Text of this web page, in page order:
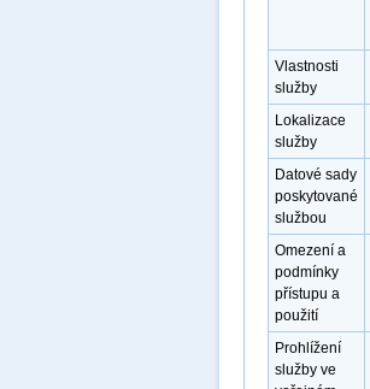
Vlastnosti
služby
Lokalizace
služby
Datové sady
poskytované
službou
Omezení a
podmínky
přístupu a
použití
Prohlížení
služby ve